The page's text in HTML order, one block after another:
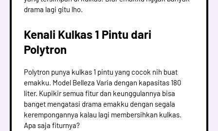
drama lagi gitu lho.
Kenali Kulkas 1 Pintu dari
Polytron
Polytron punya kulkas 1 pintu yang cocok nih buat
emakku. Model Belleza Varia dengan kapasitas 180
liter. Kupikir semua fitur dan keunggulannya bisa
banget mengatasi drama emakku dengan segala
kerempongannya kalau lagi membersihkan kulkas.
Apa saja fiturnya?